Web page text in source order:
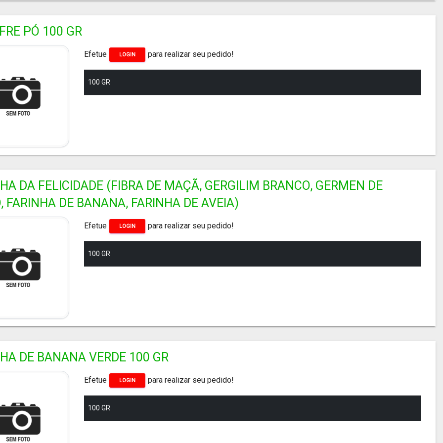
PÓ 100 GR
Efetue LOGIN para realizar seu pedido!
100 GR
DA FELICIDADE (FIBRA DE MAÇÃ, GERGILIM BRANCO, GERMEN DE
FARINHA DE BANANA, FARINHA DE AVEIA)
Efetue LOGIN para realizar seu pedido!
100 GR
DE BANANA VERDE 100 GR
Efetue LOGIN para realizar seu pedido!
100 GR